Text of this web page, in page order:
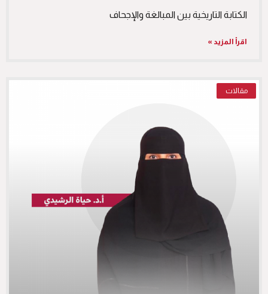
الكتابة التاريخية بين المبالغة والإجحاف
اقرأ المزيد »
مقالات